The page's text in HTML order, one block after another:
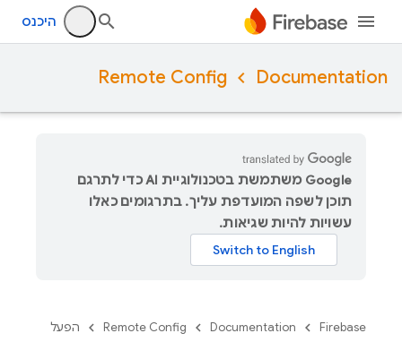
היכנס
Documentation
Remote Config
‫Google משתמשת בטכנולוגיית AI כדי לתרגם
תוכן לשפה המועדפת עליך. בתרגומים כאלו
עשויות להיות שגיאות.
Firebase
Documentation
Remote Config הפעל